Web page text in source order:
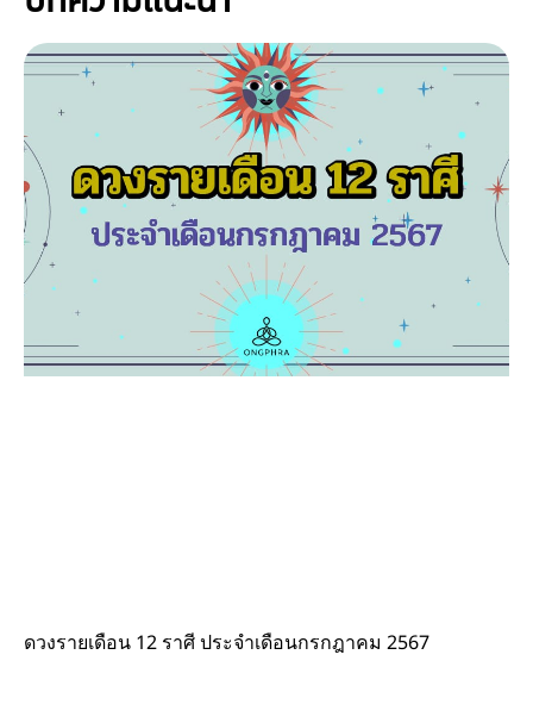
ดวงรายเดือน 12 ราศี ประจำเดือนกรกฎาคม 2567